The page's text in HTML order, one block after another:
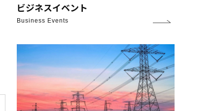
ビジネスイベント
Business Events